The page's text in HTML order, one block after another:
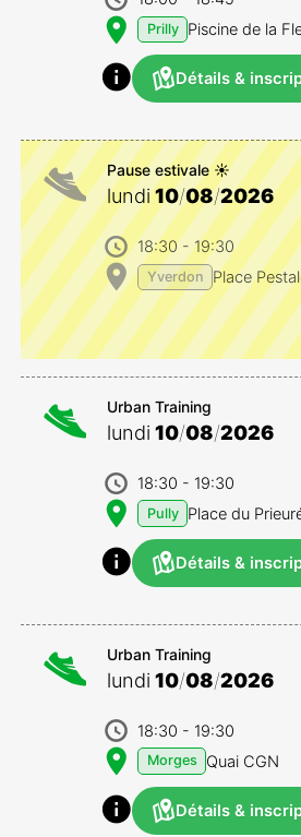
Prilly Piscine de la
Détails &
Pause estivale ☀️
lundi10/08/2026
18:30- 19:30
Yverdon Place
Urban Training
lundi 10/08/2026
18:30 - 19:30
Pully Place du
Détails &
Urban Training
lundi 10/08/2026
18:30 - 19:30
Morges Quai CGN
Détails &